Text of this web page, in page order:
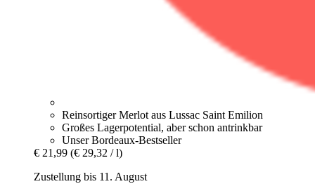
Reinsortiger Merlot aus Lussac Saint Emilion
Großes Lagerpotential, aber schon antrinkbar
Unser Bordeaux-Bestseller
€ 21,99 (€ 29,32 / l)
Zustellung bis 11. August